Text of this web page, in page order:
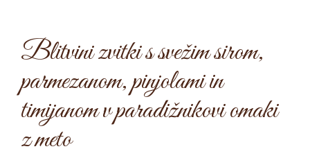
Blitvini zvitki s svežim sirom,
parmezanom, pinjolami in
timijanom v paradižnikovi omaki
z meto